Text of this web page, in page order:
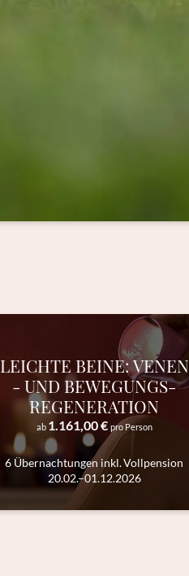
LEICHTE BEINE: VENEN
- UND BEWEGUNGS-
REGENERATION
ab 1.161,00 € pro Person
6 Übernachtungen inkl.Vollpension
20.02.–01.12.2026